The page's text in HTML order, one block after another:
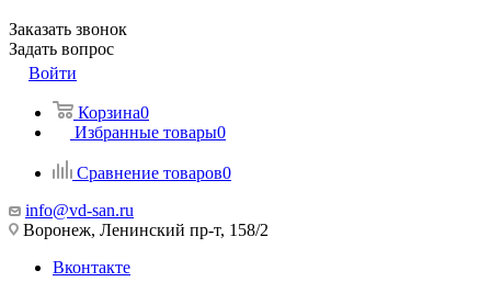
Заказать звонок
Задать вопрос
Войти
Корзина0
Избранные товары0
Сравнение товаров0
info@vd-san.ru
Воронеж, Ленинский пр-т, 158/2
Вконтакте